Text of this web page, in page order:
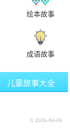
绘本故事
成语故事
儿童故事大全
2026-04-08